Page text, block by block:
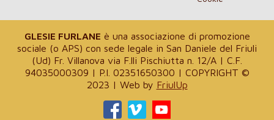
GLESIE FURLANE è una associazione di promozione
sociale (o APS) con sede legale in San Daniele del Friuli
(Ud) Fr. Villanova via F.lli Pischiutta n. 12/A | C.F.
94035000309 | P.I. 02351650300 | COPYRIGHT ©
2023 | Web by FriulUp